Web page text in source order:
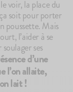
voir, la place du
soit pour porter
poussette. Mais
l’aider à se
ses
d’une
l’on allaite,
lait !